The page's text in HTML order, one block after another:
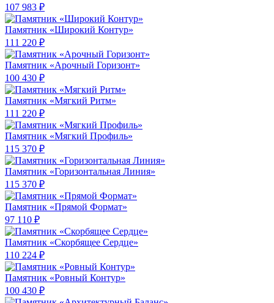
107 983 ₽
Памятник «Широкий Контур»
111 220 ₽
Памятник «Арочный Горизонт»
100 430 ₽
Памятник «Мягкий Ритм»
111 220 ₽
Памятник «Мягкий Профиль»
115 370 ₽
Памятник «Горизонтальная Линия»
115 370 ₽
Памятник «Прямой Формат»
97 110 ₽
Памятник «Скорбящее Сердце»
110 224 ₽
Памятник «Ровный Контур»
100 430 ₽